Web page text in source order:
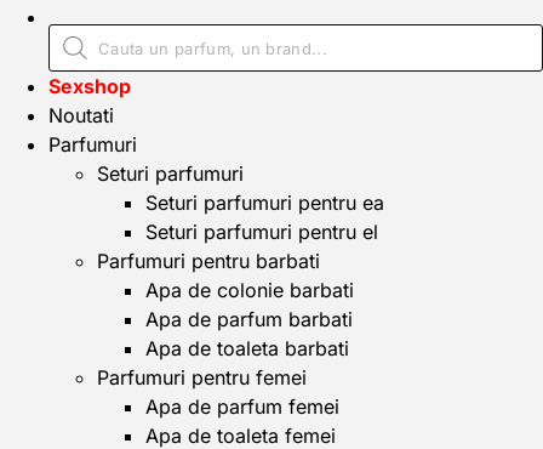
Sexshop
Noutati
Parfumuri
Seturi parfumuri
Seturi parfumuri pentru ea
Seturi parfumuri pentru el
Parfumuri pentru barbati
Apa de colonie barbati
Apa de parfum barbati
Apa de toaleta barbati
Parfumuri pentru femei
Apa de parfum femei
Apa de toaleta femei